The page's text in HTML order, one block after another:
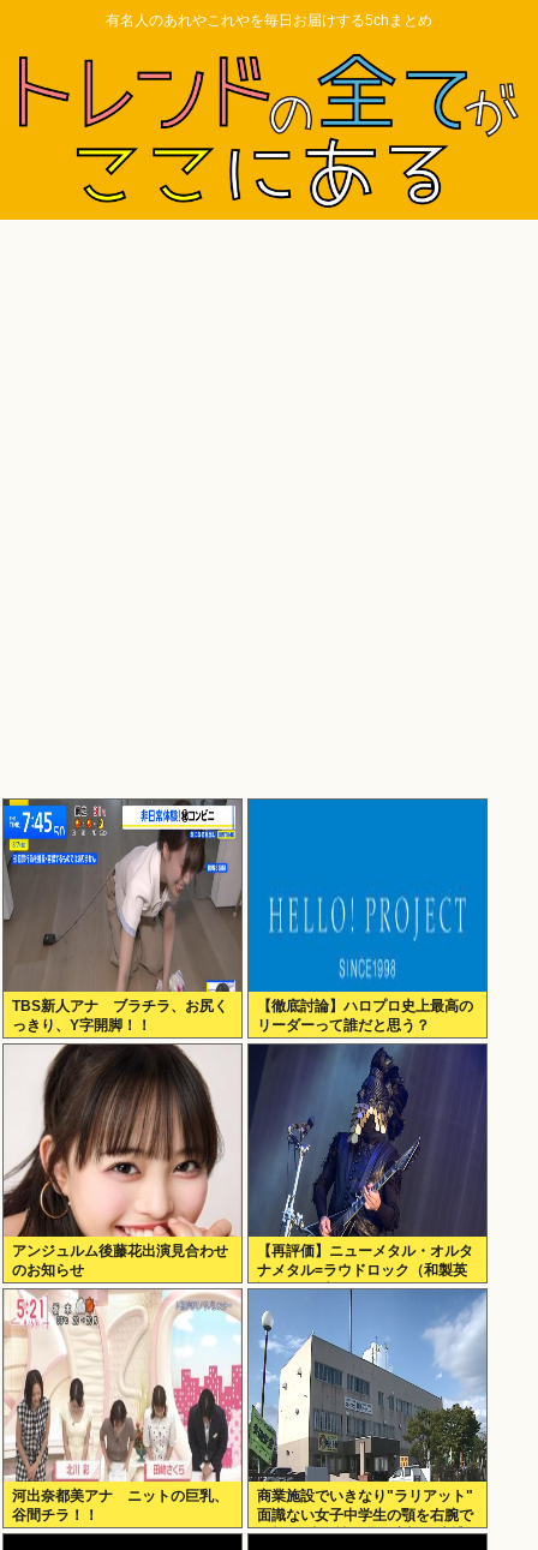
有名人のあれやこれやを毎日お届けする5chまとめ
TBS新人アナ ブラチラ、お尻く
っきり、Y字開脚！！
【徹底討論】ハロプロ史上最高の
リーダーって誰だと思う？
アンジュルム後藤花出演見合わせ
のお知らせ
【再評価】ニューメタル・オルタ
ナメタル=ラウドロック（和製英
語）がZに刺さってるらしい。お
前らがキッズの頃好きだったバン
ドは何？
河出奈都美アナ ニットの巨乳、
谷間チラ！！
商業施設でいきなり"ラリアット"
面識ない女子中学生の顎を右腕で
殴打 22歳女性を暴行容疑で逮捕